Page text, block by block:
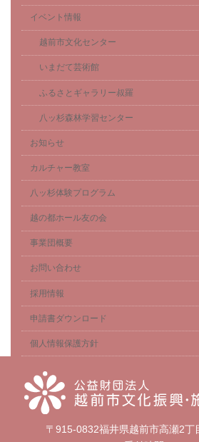
イベント情報
越前市文化センター
いまだて芸術館
ふるさとギャラリー叔羅
八ッ杉森林学習センター
お知らせ
カルチャー教室
八ッ杉体験プログラム
越の都ホール友の会
事業団概要
お問い合わせ
採用情報
申請書ダウンロード
個人情報保護方針
〒915-0832福井県越前市高瀬2丁